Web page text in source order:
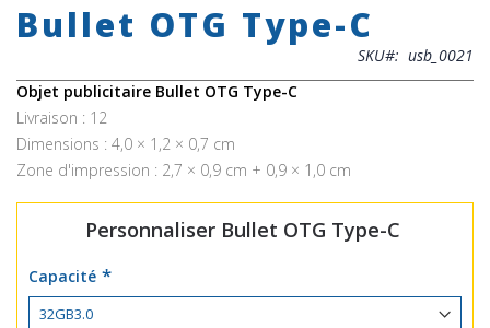
the
beginning
the
images
gallery
Bullet OTG Type-C
SKU
usb_0021
Objet publicitaire Bullet OTG Type-C
Livraison : 12
Dimensions : 4,0 × 1,2 × 0,7 cm
Zone d'impression : 2,7 × 0,9 cm + 0,9 × 1,0 cm
Personnaliser Bullet OTG Type-C
Capacité